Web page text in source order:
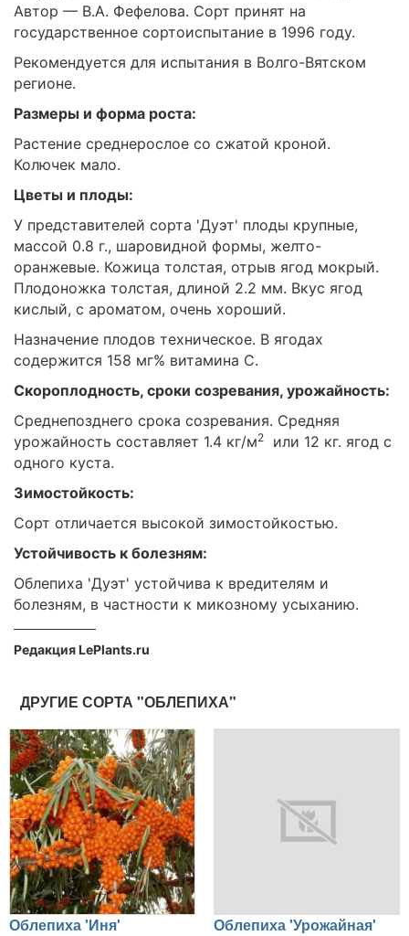
Автор — В.А. Фефелова. Сорт принят на
государственное сортоиспытание в 1996 году.
Рекомендуется для испытания в Волго-Вятском
регионе.
Размеры и форма роста:
Растение среднерослое со сжатой кроной.
Колючек мало.
Цветы и плоды:
У представителей сорта 'Дуэт' плоды крупные,
массой 0.8 г., шаровидной формы, желто-
оранжевые. Кожица толстая, отрыв ягод мокрый.
Плодоножка толстая, длиной 2.2 мм. Вкус ягод
кислый, с ароматом, очень хороший.
Назначение плодов техническое. В ягодах
содержится 158 мг% витамина С.
Скороплодность, сроки созревания, урожайность:
Среднепозднего срока созревания. Средняя
урожайность составляет 1.4 кг/м2
или 12 кг. ягод с
одного куста.
Зимостойкость:
Сорт отличается высокой зимостойкостью.
Устойчивость к болезням:
Облепиха 'Дуэт' устойчива к вредителям и
болезням, в частности к микозному усыханию.
Редакция LePlants.ru
ДРУГИЕ СОРТА "ОБЛЕПИХА"
Облепиха 'Иня' Облепиха 'Урожайная'